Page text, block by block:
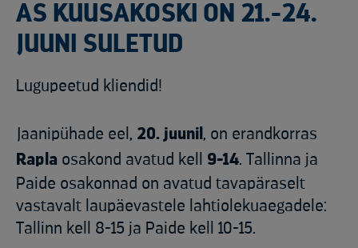
AS KUUSAKOSKI ON 21.-24.
JUUNI SULETUD
Lugupeetud kliendid!
Jaanipühade eel, 20. juunil , on erandkorras
Rapla osakond avatud kell 9-14. Tallinna ja
Paide osakonnad on avatud tavapäraselt
vastavalt laupäevastele lahtiolekuaegadele:
Tallinn kell 8-15 ja Paide kell 10-15.